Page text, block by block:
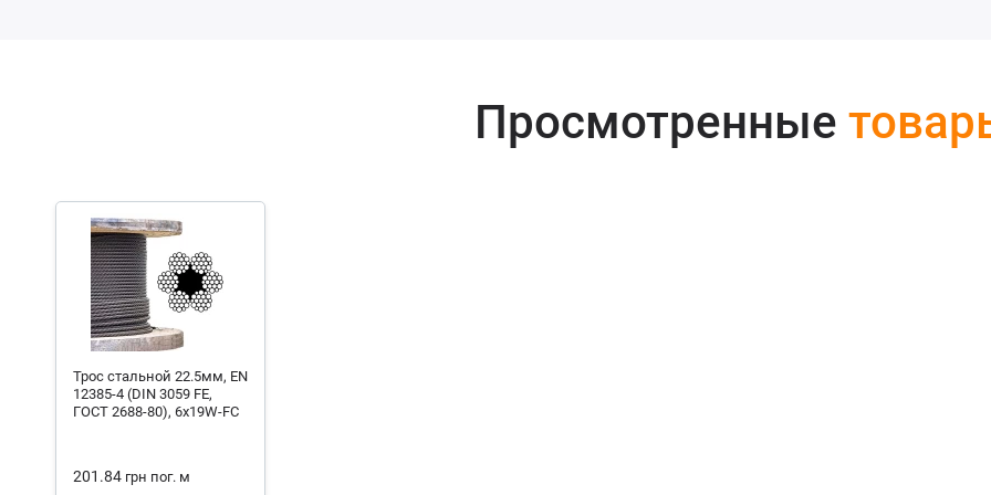
Просмотренные
Трос стальной 22.5мм, EN
12385-4 (DIN 3059 FE,
ГОСТ 2688-80), 6x19W-FC
201.84 грн пог. м